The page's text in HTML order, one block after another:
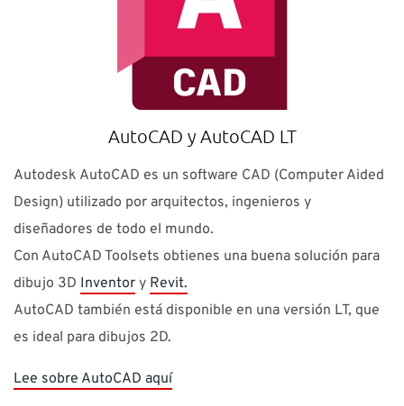
AutoCAD y AutoCAD LT
Autodesk AutoCAD es un software CAD (Computer Aided
Design) utilizado por arquitectos, ingenieros y
diseñadores de todo el mundo.
Con AutoCAD Toolsets obtienes una buena solución para
dibujo 3D Inventor y Revit.
AutoCAD también está disponible en una versión LT, que
es ideal para dibujos 2D.
Lee sobre AutoCAD aquí